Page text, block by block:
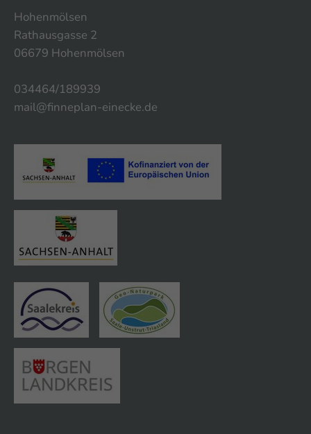
Hohenmölsen
Rathausgasse 2
06679 Hohenmölsen
034464/189939
mail@finneplan-einecke.de